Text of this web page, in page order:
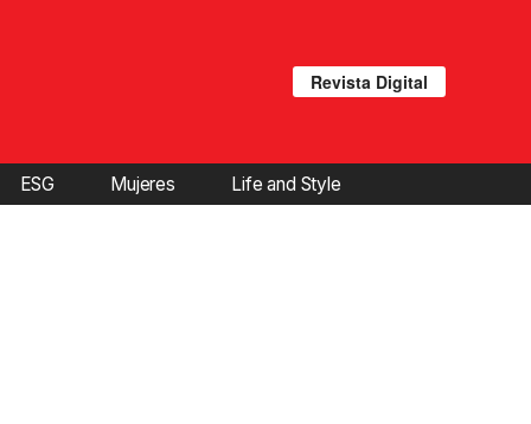
Revista Digital
ESG Mujeres Life and Style